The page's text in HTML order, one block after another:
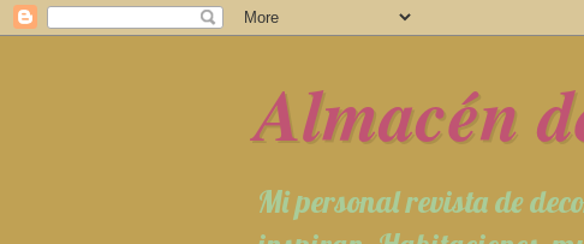
Almacén
Mi personal revista de